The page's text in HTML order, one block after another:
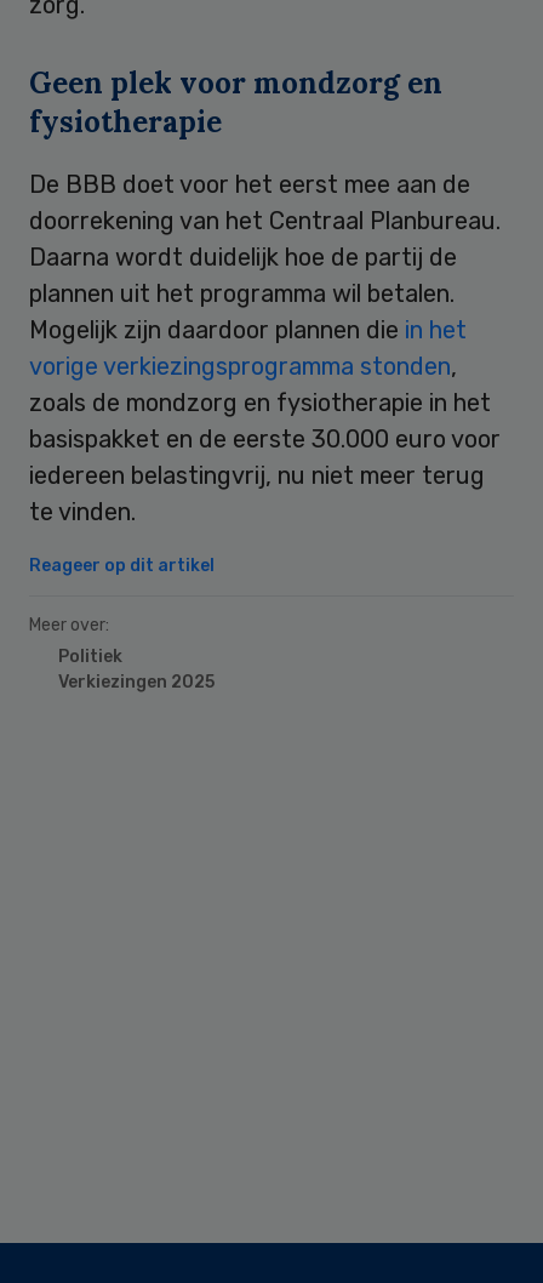
Geen plek voor mondzorg en
fysiotherapie
De BBB doet voor het eerst mee aan de
doorrekening van het Centraal Planbureau.
Daarna wordt duidelijk hoe de partij de
plannen uit het programma wil betalen.
Mogelijk zijn daardoor plannen die in het
vorige verkiezingsprogramma stonden,
zoals de mondzorg en fysiotherapie in het
basispakket en de eerste 30.000 euro voor
iedereen belastingvrij, nu niet meer terug
te vinden.
Reageer op dit artikel
Meer over:
Politiek
Verkiezingen 2025